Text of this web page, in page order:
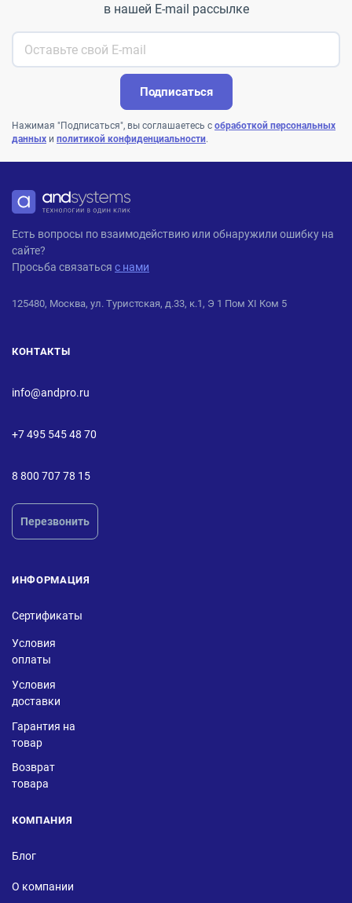
в нашей E-mail рассылке
Подписаться
Нажимая "Подписаться", вы соглашаетесь с обработкой персональных
данных и политикой конфиденциальности.
ANDPRO
Есть вопросы по взаимодействию или обнаружили ошибку на
сайте?
Просьба связаться с нами
125480, Москва, ул. Туристская, д.33, к.1, Э 1 Пом XI Ком 5
КОНТАКТЫ
info@andpro.ru
+7 495 545 48 70
8 800 707 78 15
Перезвонить
ИНФОРМАЦИЯ
Сертификаты
Условия
оплаты
Условия
доставки
Гарантия на
товар
Возврат
товара
КОМПАНИЯ
Блог
О компании